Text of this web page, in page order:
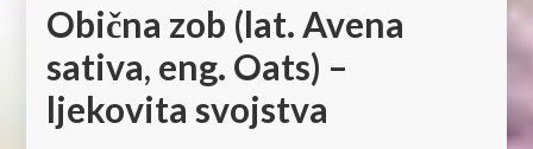
Obična zob (lat. Avena
sativa, eng. Oats) –
ljekovita svojstva